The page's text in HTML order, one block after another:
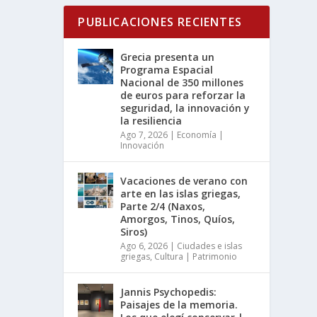
PUBLICACIONES RECIENTES
Grecia presenta un
Programa Espacial
Nacional de 350 millones
de euros para reforzar la
seguridad, la innovación y
la resiliencia
Ago 7, 2026 | Economía |
Innovación
Vacaciones de verano con
arte en las islas griegas,
Parte 2/4 (Naxos,
Amorgos, Tinos, Quíos,
Siros)
Ago 6, 2026 | Ciudades e islas
griegas, Cultura | Patrimonio
Jannis Psychopedis:
Paisajes de la memoria.